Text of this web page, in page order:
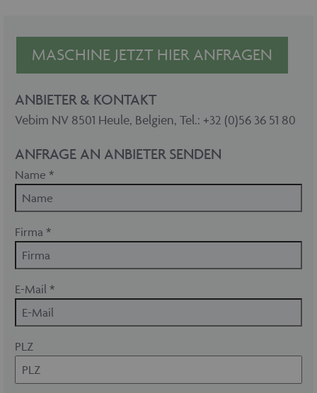
MASCHINE JETZT HIER ANFRAGEN
ANBIETER & KONTAKT
Vebim NV 8501 Heule, Belgien, Tel.: +32 (0)56 36 51 80
ANFRAGE AN ANBIETER SENDEN
Name *
Firma *
E-Mail *
PLZ